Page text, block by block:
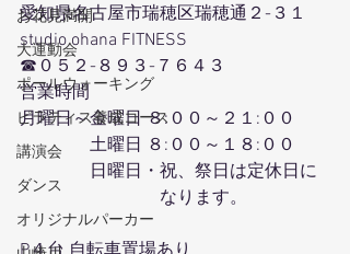
お花見満開
大運動会
ポールウォーキング
ピラティス養成コース
講演会
ダンス
オリジナルパーカー
愛知県名古屋市瑞穂区瑞穂通２-３１
studio ohana FITNESS
☎０５２-８９３-７６４３
営業時間
月曜日～金曜日 ８:００～２１:００
土曜日 ８:００～１８:００
日曜日・祝、祭日は定休日に
なります。